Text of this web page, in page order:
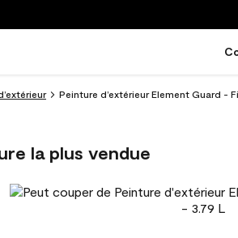
Peinture d’extérieur Element Guard -
la plus vendue